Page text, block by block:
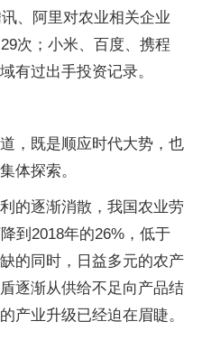
、阿里对农业相关企业
次；小米、百度、携程
有过出手投资记录。
，既是顺应时代大势，也
体探索。
的逐渐消散，我国农业劳
到2018年的26%，低于
的同时，日益多元的农产
逐渐从供给不足向产品结
产业升级已经迫在眉睫。